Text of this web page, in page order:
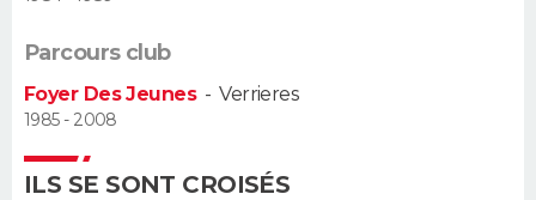
Alimentation
Guide de la santé
Maladies
Médicaments
Sommeil
VOYAGE
Destinations
City break
Voyage nature
Voyage de noces
Forum
Climat
+
PHOTO
GUIDES D'ACHAT
Parcours club
Foyer Des Jeunes-Verrieres
1985 - 2008
ILS SE SONT CROISÉS